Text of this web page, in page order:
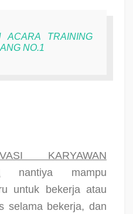
ACARA TRAINING
NO.1
KARYAWAN
nantiya mampu
untuk bekerja atau
selama bekerja, dan